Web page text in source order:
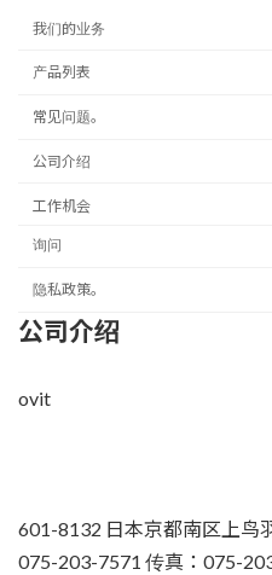
我们的业务
产品列表
常见问题。
公司介绍
工作机会
询问
隐私政策。
公司介绍
ovit
601-8132 日本京都南区上鸟
075-203-7571 传真：075-